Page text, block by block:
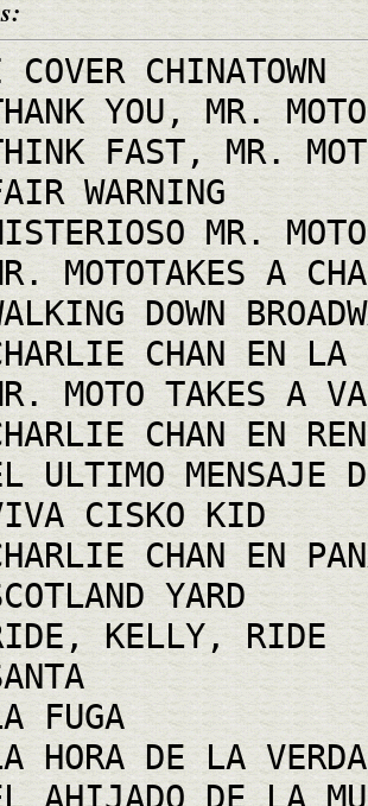
CHINATOWN
YOU, MR. MOTO
FAST, MR.
WARNING
MR. MOTO
MOTOTAKES A
DOWN
CHAN EN LA
MOTO TAKES A
CHAN EN
ULTIMO MENSAJE
CISKO KID
CHAN EN
YARD
KELLY, RIDE
FUGA
HORA DE LA
AHIJADO DE LA